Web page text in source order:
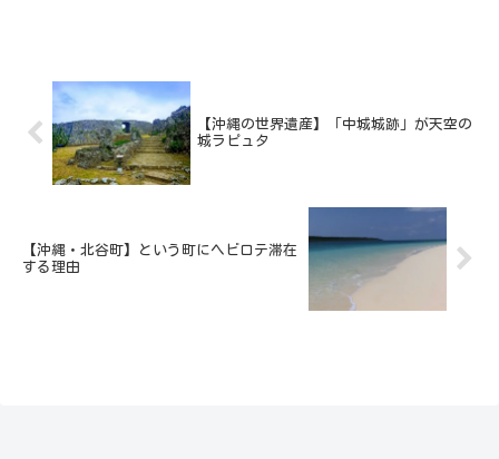
【沖縄の世界遺産】「中城城跡」が天空の
城ラピュタ
【沖縄・北谷町】という町にヘビロテ滞在
する理由